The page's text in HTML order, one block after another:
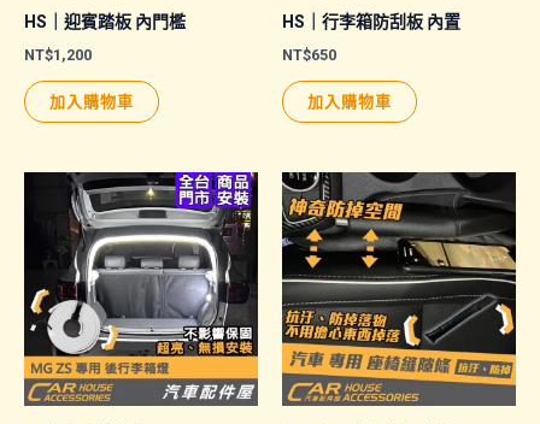
HS｜迎賓踏板 內門檻
NT$1,200
加入購物車
HS｜行李箱防刮板 內置
NT$650
加入購物車